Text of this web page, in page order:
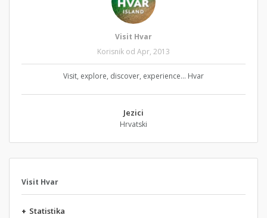
Visit Hvar
Korisnik od Apr, 2013
Visit, explore, discover, experience... Hvar
Jezici
Hrvatski
Visit Hvar
+ Statistika